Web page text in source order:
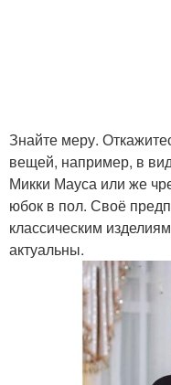
Знайте меру.
вещей, например, в
Микки Мауса или же
юбок в пол. Своё
классическим
актуальны.